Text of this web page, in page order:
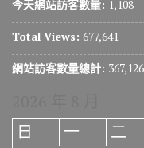
今天網站訪客數量: 1,108
Total Views: 677,641
網站訪客數量總計: 367,126
日
一 二